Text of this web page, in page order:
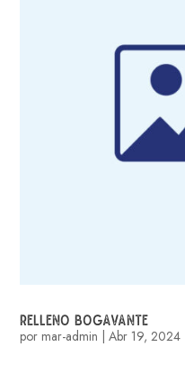
RELLENO BOGAVANTE
pormar-admin |Abr 19, 2024